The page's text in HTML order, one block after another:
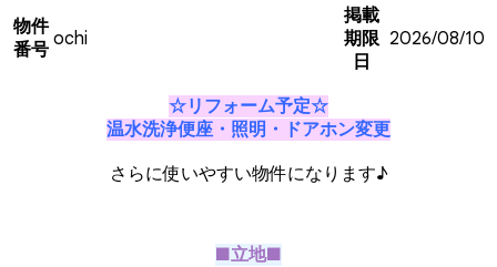
物件
番号 ochi
掲載
期限
日
2026/08/10
☆リフォーム予定☆
温水洗浄便座・照明・ドアホン変更
さらに使いやすい物件になります♪
■立地■